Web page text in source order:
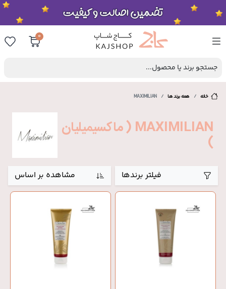
0
جستجو برند یا محصول...
خانه همه برند ها MAXIMILIAN
MAXIMILIAN ( ماکسیمیلیان
)
فیلتر برندها مشاهده بر اساس